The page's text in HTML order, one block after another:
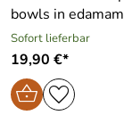
bowls in
Sofort lieferbar
19,90 €*